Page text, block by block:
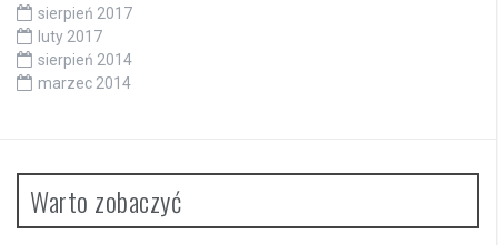
sierpień 2017
luty 2017
sierpień 2014
marzec 2014
Warto zobaczyć